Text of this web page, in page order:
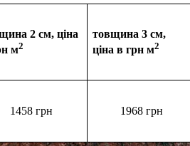
2 см, ціна
м2
товщина 3 см,
ціна в грн м2
1458 грн 1968 грн